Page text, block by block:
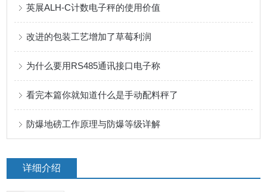
英展ALH-C计数电子秤的使用价值
改进的包装工艺增加了草莓利润
为什么要用RS485通讯接口电子称
看完本篇你就知道什么是手动配料秤了
防爆地磅工作原理与防爆等级详解
详细介绍